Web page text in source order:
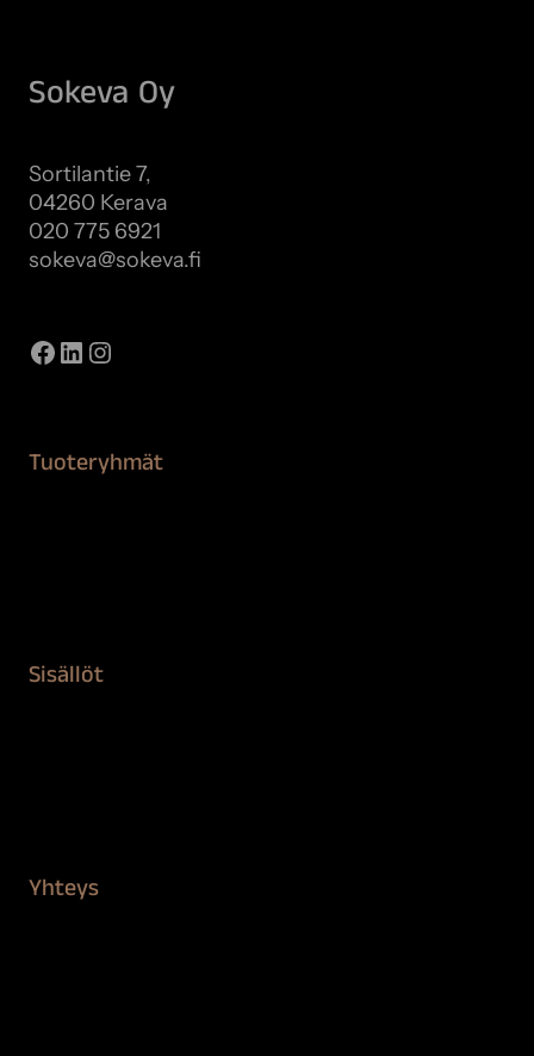
Sokeva Oy
Sortilantie 7,
04260 Kerava
020 775 6921
sokeva@sokeva.fi
Facebook
LinkedIn
Instagram
Tuoteryhmät
Sisällöt
Yhteys